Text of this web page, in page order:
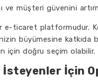
müşteri güvenini
ticaret platformudur.
büyümesine katkıda
için doğru seçim olabilir.
İçin